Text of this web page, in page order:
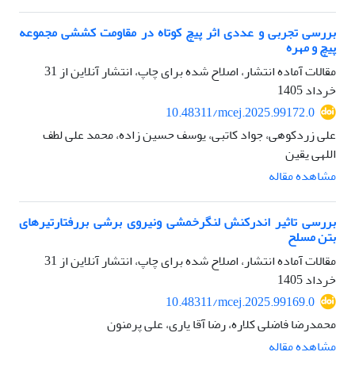
بررسی تجربی و عددی اثر پیچ کوتاه در مقاومت کششی مجموعه
پیچ و مهره
مقالات آماده انتشار، اصلاح شده برای چاپ، انتشار آنلاین از31
خرداد 1405
10.48311/mcej.2025.99172.0
علی زردکوهی، جواد کاتبی، یوسف حسین زاده، محمد علی لطف
اللهی یقین
مشاهده مقاله
بررسی تاثیر اندرکنش لنگرخمشی ونیروی برشی بررفتارتیرهای
بتن مسلح
مقالات آماده انتشار، اصلاح شده برای چاپ، انتشار آنلاین از31
خرداد 1405
10.48311/mcej.2025.99169.0
محمدرضا فاضلی کلاره، رضا آقا یاری، علی پرمنون
مشاهده مقاله